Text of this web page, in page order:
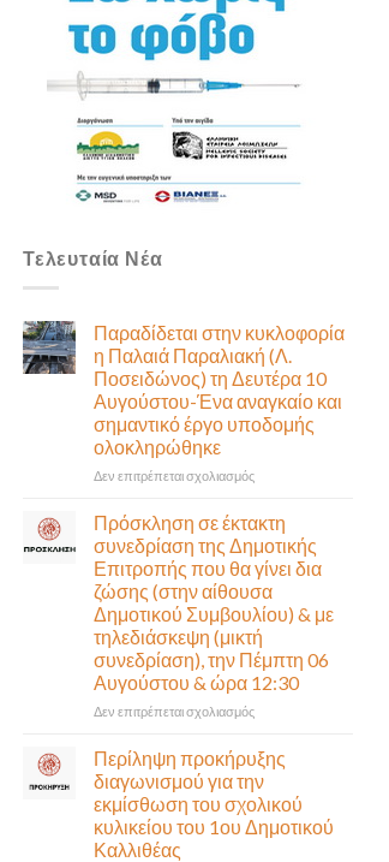
Τελευταία Νέα
Παραδίδεται στην κυκλοφορία
η Παλαιά Παραλιακή (Λ.
Ποσειδώνος) τη Δευτέρα 10
Αυγούστου-Ένα αναγκαίο και
σημαντικό έργο υποδομής
ολοκληρώθηκε
Δεν επιτρέπεται σχολιασμόςστο
κυκλοφορία
η
Παλαιά
Παραλιακή
(Λ.
Ποσειδώνος)
τη
Δευτέρα
Αυγούστου-
αναγκαίο
και
σημαντικό
έργο
υποδομής
Πρόσκληση σε έκτακτη
συνεδρίαση της Δημοτικής
Επιτροπής που θα γίνει δια
ζώσης (στην αίθουσα
Δημοτικού Συμβουλίου) & με
τηλεδιάσκεψη (μικτή
συνεδρίαση), την Πέμπτη 06
Αυγούστου & ώρα 12:30
Δεν επιτρέπεται σχολιασμόςστο
σε
έκτακτη
συνεδρίαση
της
Δημοτικής
Περίληψη προκήρυξης
διαγωνισμού για την
εκμίσθωση του σχολικού
κυλικείου του 1ου Δημοτικού
Καλλιθέας